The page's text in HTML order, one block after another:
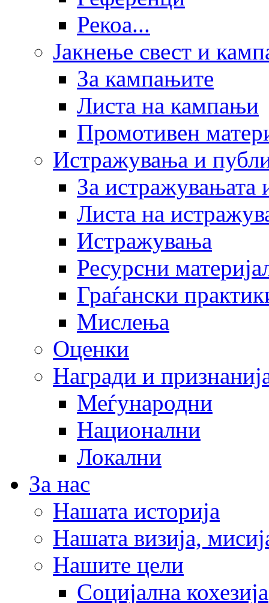
Рекоа...
Јакнење свест и
За кампањите
Листа на кампањи
Промотивен
Истражувања и
За истражувањата
Листа на
Истражувања
Ресурсни
Граѓански
Мислења
Оценки
Награди и
Меѓународни
Национални
Локални
За нас
Нашата историја
Нашата визија,
Нашите цели
Социјална кохезија